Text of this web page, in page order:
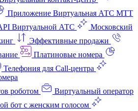
Приложение Виртуальная АТС МТТ
Виртуальной АТС
Московский
Эффективные продажи
Платиновые номера
Телефония для Call-центра
роботом
Виртуальный оператор
бот с женским голосом